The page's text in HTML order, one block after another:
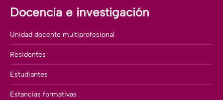
Docencia e investigación
Unidad docente multiprofesional
Residentes
Estudiantes
Estancias formativas